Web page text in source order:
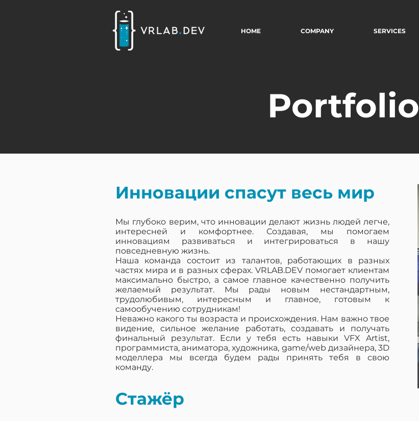
HOME COMPANY SERVICES
Инновации спасут весь мир
Мы глубоко верим, что инновации делают жизнь людей легче,
интересней и комфортнее. Создавая, мы помогаем
инновациям развиваться и интегрироваться в нашу
повседневную жизнь.
Наша команда состоит из талантов, работающих в разных
частях мира и в разных сферах. VRLAB.DEV помогает клиентам
максимально быстро, а самое главное качественно получить
желаемый результат. Мы рады новым нестандартным,
трудолюбивым, интересным и главное, готовым к
самообучению сотрудникам!
Неважно какого ты возраста и происхождения. Нам важно твое
видение, сильное желание работать, создавать и получать
финальный результат. Если у тебя есть навыки VFX Artist,
программиста, аниматора, художника, game/web дизайнера, 3D
моделлера мы всегда будем рады принять тебя в свою
команду.
Стажёр
Portfolio